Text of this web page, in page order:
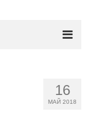
16
МАЙ 2018